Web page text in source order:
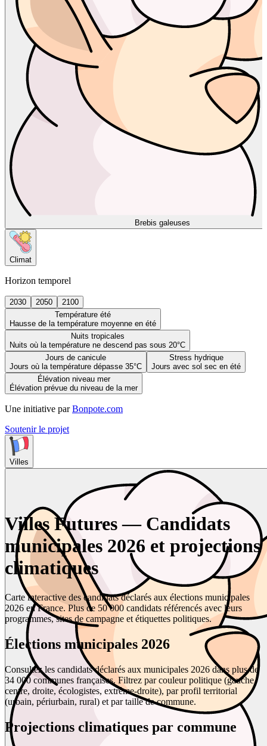
Brebis galeuses
Climat
Horizon temporel
2030 2050
2100
Température été
Hausse de la température moyenne en été
Nuits tropicales
Nuits où la température ne descend pas sous 20°C
Jours de canicule
Jours où la température dépasse 35°C
Stress hydrique
Jours avec sol sec en été
Élévation niveau mer
Élévation prévue du niveau de la mer
Une initiative par Bonpote.com
Soutenir le projet
Villes
Villes Futures — Candidats
municipales 2026 et projections
climatiques
Carte interactive des candidats déclarés aux élections municipales
2026 en France. Plus de 50 000 candidats référencés avec leurs
programmes, sites de campagne et étiquettes politiques.
Élections municipales 2026
Consultez les candidats déclarés aux municipales 2026 dans plus de
34 000 communes françaises. Filtrez par couleur politique (gauche,
centre, droite, écologistes, extrême-droite), par profil territorial
(urbain, périurbain, rural) et par taille de commune.
Projections climatiques par commune